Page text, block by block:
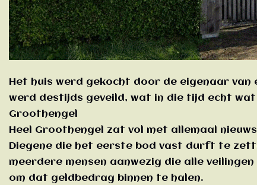
Het huis werd gekocht door de eigenaar
werd destijds geveild, wat in die tijd echt
Groothengel
Heel Groothengel zat vol met allemaal
Diegene die het eerste bod vast durft te
meerdere mensen aanwezig die alle
om dat geldbedrag binnen te halen.